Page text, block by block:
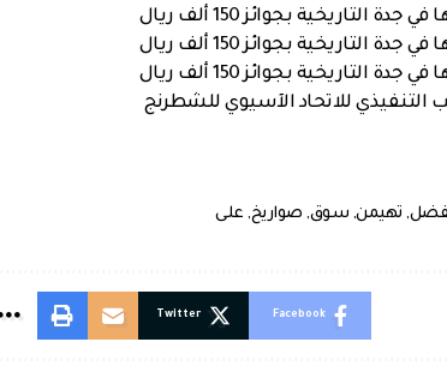
بجوائز 150 ألف ريال
بجوائز 150 ألف ريال
بجوائز 150 ألف ريال
للاتحاد الآسيوي للشطرنج
, تهيمن, سوق, صواريخ, على
Facebook
Twitter